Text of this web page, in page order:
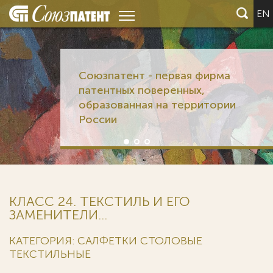
EN
Союзпатент - первая фирма
патентных поверенных,
образованная на территории
России
КЛАСС 24. ТЕКСТИЛЬ И ЕГО
ЗАМЕНИТЕЛИ...
КАТЕГОРИЯ: САЛФЕТКИ СТОЛОВЫЕ
ТЕКСТИЛЬНЫЕ